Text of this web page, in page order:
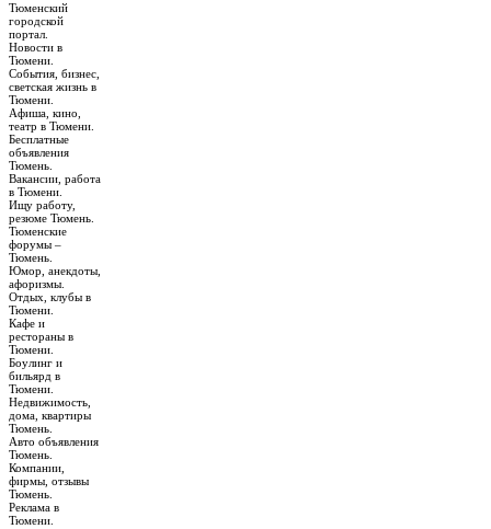
Тюменский
городской
портал.
Новости в
Тюмени.
События, бизнес,
светская жизнь в
Тюмени.
Афиша, кино,
театр в Тюмени.
Бесплатные
объявления
Тюмень.
Вакансии, работа
в Тюмени.
Ищу работу,
резюме Тюмень.
Тюменские
форумы –
Тюмень.
Юмор, анекдоты,
афоризмы.
Отдых, клубы в
Тюмени.
Кафе и
рестораны в
Тюмени.
Боулинг и
бильярд в
Тюмени.
Недвижимость,
дома, квартиры
Тюмень.
Авто объявления
Тюмень.
Компании,
фирмы, отзывы
Тюмень.
Реклама в
Тюмени.